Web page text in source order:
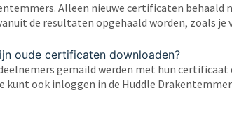
Alleen nieuwe certificaten behaald
de resultaten opgehaald worden, zoals je
oude certificaten downloaden?
gemaild werden met hun certificaat
kunt ook inloggen in de Huddle